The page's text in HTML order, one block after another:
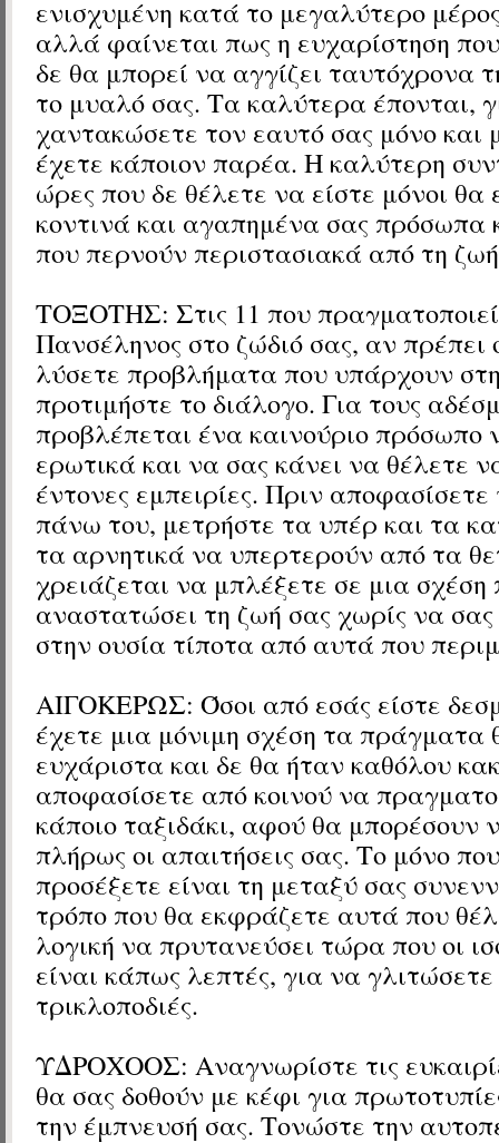
ενισχυμένη κατά το μεγαλύτερο
αλλά φαίνεται πως η ευχαρίστηση
δε θα μπορεί να αγγίζει ταυτόχρονα
το μυαλό σας. Τα καλύτερα έπονται,
χαντακώσετε τον εαυτό σας μόνο και
έχετε κάποιον παρέα. Η καλύτερη
ώρες που δε θέλετε να είστε μόνοι θα
κοντινά και αγαπημένα σας πρόσωπα
που περνούν περιστασιακά από τη
ΤΟΞΟΤΗΣ: Στις 11 που
Πανσέληνος στο ζώδιό σας, αν πρέπει
λύσετε προβλήματα που υπάρχουν
προτιμήστε το διάλογο. Για τους
προβλέπεται ένα καινούριο πρόσωπο
ερωτικά και να σας κάνει να θέλετε
έντονες εμπειρίες. Πριν
πάνω του, μετρήστε τα υπέρ και τα
τα αρνητικά να υπερτερούν από τα
χρειάζεται να μπλέξετε σε μια σχέση
αναστατώσει τη ζωή σας χωρίς να
στην ουσία τίποτα από αυτά που
ΑΙΓΟΚΕΡΩΣ: Όσοι από εσάς είστε
έχετε μια μόνιμη σχέση τα πράγματα
ευχάριστα και δε θα ήταν καθόλου
αποφασίσετε από κοινού να
κάποιο ταξιδάκι, αφού θα μπορέσουν
πλήρως οι απαιτήσεις σας. Το μόνο
προσέξετε είναι τη μεταξύ σας
τρόπο που θα εκφράζετε αυτά που
λογική να πρυτανεύσει τώρα που οι
είναι κάπως λεπτές, για να γλιτώσετε
τρικλοποδιές.
ΥΔΡΟΧΟΟΣ: Αναγνωρίστε τις
θα σας δοθούν με κέφι για
την έμπνευσή σας. Τονώστε την